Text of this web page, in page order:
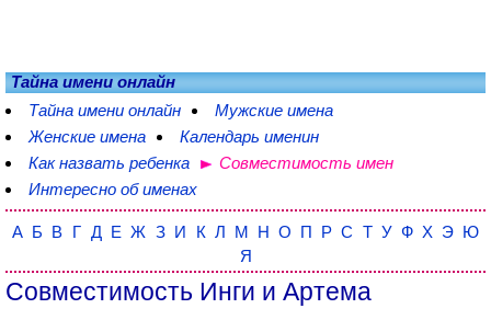
Тайна имени онлайн
Тайна имени онлайн
Мужские имена
Женские имена
Календарь именин
Как назвать ребенка
Совместимость имен
Интересно об именах
А Б В Г Д Е Ж З И К Л М Н О П Р С Т У Ф Х Э Ю
Я
Совместимость Инги и Артема